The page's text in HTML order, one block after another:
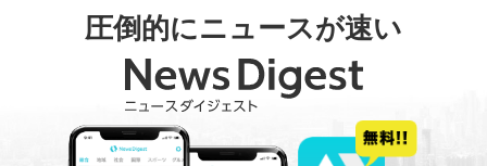
圧倒的にニュースが速い